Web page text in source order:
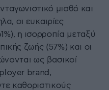
μισθό και
οι ευκαιρίες
η ισορροπία μεταξύ
ζωής (57%) και οι
ως βασικοί
brand,
καθοριστικούς